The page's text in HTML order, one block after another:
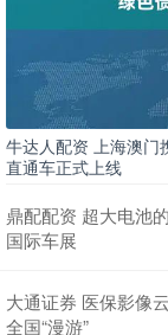
牛达人配资 上海澳门
直通车正式上线
鼎配配资 超大电池
国际车展
大通证券 医保影像
全国“漫游”